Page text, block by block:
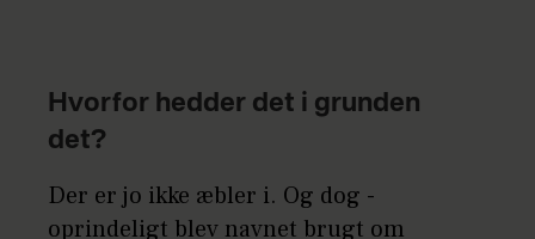
Hvorfor hedder det i grunden
det?
Der er jo ikke æbler i. Og dog -
oprindeligt blev navnet brugt om